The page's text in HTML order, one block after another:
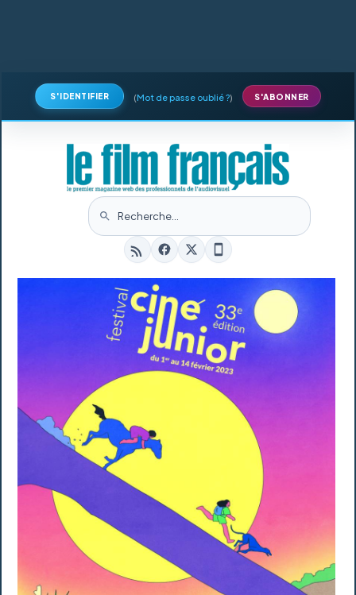
S'IDENTIFIER (Mot de passe oublié ?) S'ABONNER